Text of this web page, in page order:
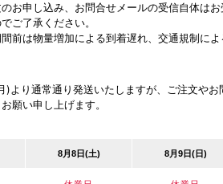
グネッ
MK/丸喜金属本社 S-218 フック付ボック
ス戸当
お申し込み、お問合せメールの受信自体は
ご了承ください。
前は物量増加による到着遅れ、交通規制に
)より通常通り発送いたしますが、ご注文や
願い申し上げます。
8月8日(土) 8月9日(日)